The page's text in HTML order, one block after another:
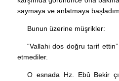
saymaya ve anlatmaya
Bunun üzerine müşrikler:
“Vallahi dos doğru tarif
etmediler.
O esnada Hz. Ebû Bekir